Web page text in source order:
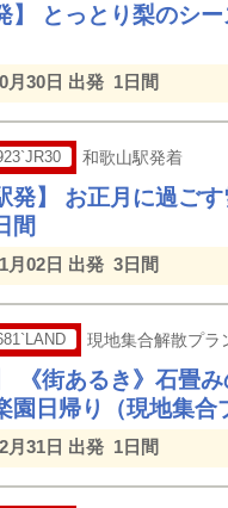
】 とっとり梨の
月30日 出発 1日間
和歌山駅発着
発】 お正月に過ご
間
月02日 出発 3日間
現地集合解散プラ
《街あるき》石畳
園日帰り（現地集合
月31日 出発 1日間